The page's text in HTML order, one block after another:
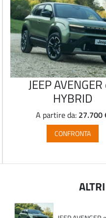
JEEP
HYBRID
A partire da: 27.700
CONFRONTA